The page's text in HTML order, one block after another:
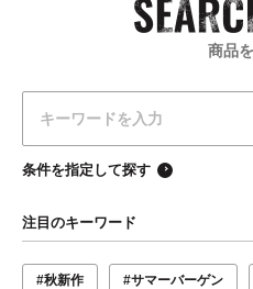
商品
条件を指定して探す
注目のキーワード
#秋新作 #サマーバーゲン